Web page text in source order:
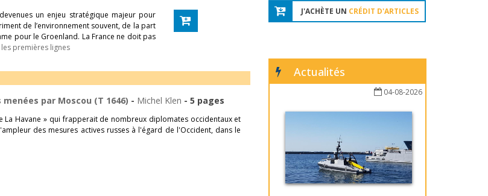
un enjeu stratégique majeur pour
de l’environnement souvent, de la part
pour le Groenland. La France ne doit pas
les premières lignes
par Moscou (T 1646) - Michel Klen - 5 pages
La Havane » qui frapperait de nombreux diplomates occidentaux et
des mesures actives russes à l'égard de l'Occident, dans le
J'ACHÈTE UN CRÉDIT D'ARTICLES
Actualités
04-08-2026